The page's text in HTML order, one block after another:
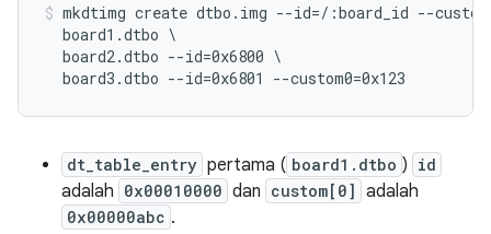
mkdtimg create dtbo.img --id=/:board_id --
  board1.dtbo \
  board2.dtbo --id=0x6800 \
dt_table_entry pertama ( board1.dtbo ) id
adalah 0x00010000 dan custom[0] adalah
0x00000abc .